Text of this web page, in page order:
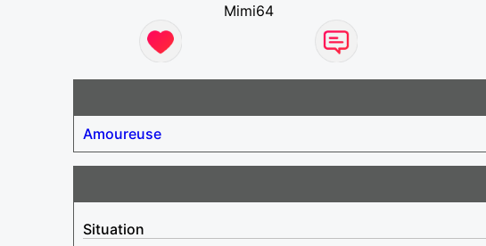
Mimi64
Amoureuse
Situation